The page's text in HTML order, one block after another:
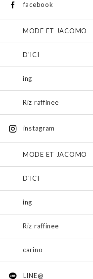
facebook
MODE ET JACOMO
D'ICI
ing
Riz raffinee
instagram
MODE ET JACOMO
D'ICI
ing
Riz raffinee
carino
LINE@